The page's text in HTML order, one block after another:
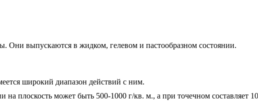
Они выпускаются в жидком, гелевом и пастообразном состоянии.
широкий диапазон действий с ним.
плоскость может быть 500-1000 г/кв. м., а при точечном составляет